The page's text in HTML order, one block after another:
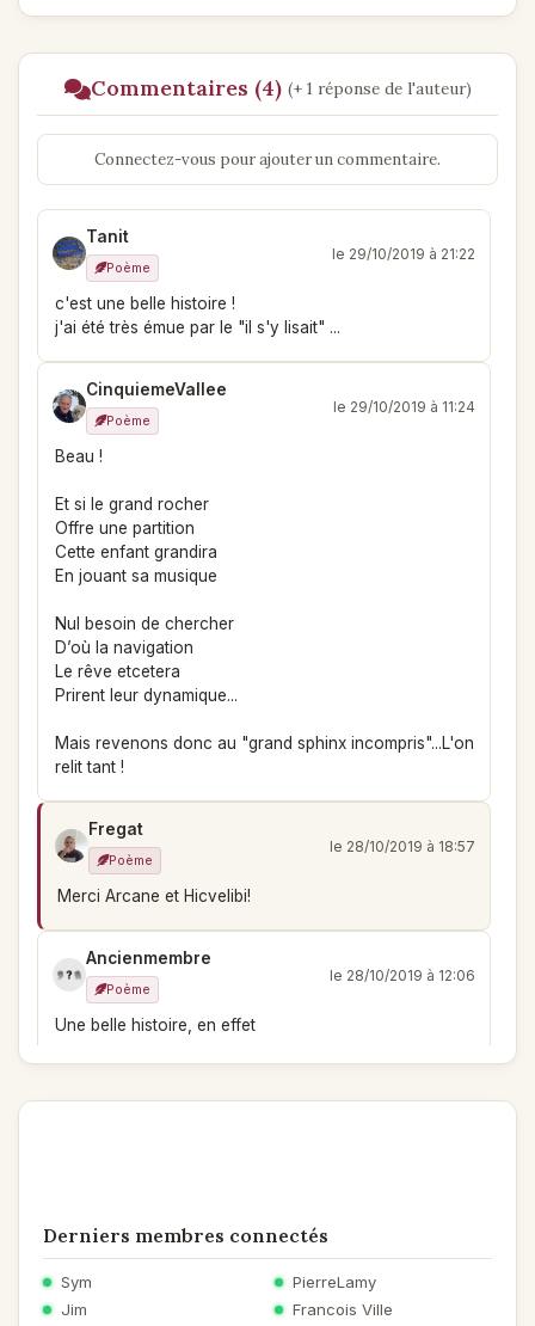
Commentaires (4) (+ 1 réponse de l'auteur)
Connectez-vous pour ajouter un commentaire.
Tanit
Poème
le 29/10/2019 à 21:22
c'est une belle histoire !
j'ai été très émue par le "il s'y lisait" ...
CinquiemeVallee
Poème
le 29/10/2019 à 11:24
Beau !
Et si le grand rocher
Offre une partition
Cette enfant grandira
En jouant sa musique
Nul besoin de chercher
D’où la navigation
Le rêve etcetera
Prirent leur dynamique...
Mais revenons donc au "grand sphinx incompris"...L'on
relit tant !
Fregat
Poème
le 28/10/2019 à 18:57
Merci Arcane et Hicvelibi!
Ancienmembre
Poème
le 28/10/2019 à 12:06
Une belle histoire, en effet
le 28/10/2019 à 11:49
Derniers membres connectés
Sym
PierreLamy
Jim
Francois Ville